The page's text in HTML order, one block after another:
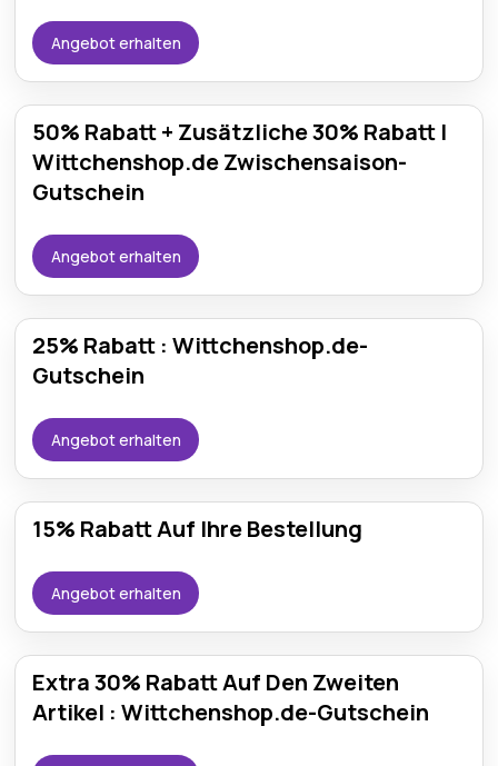
Angebot erhalten
50% Rabatt + Zusätzliche 30% Rabatt |
Wittchenshop.de Zwischensaison-
Gutschein
Angebot erhalten
25% Rabatt : Wittchenshop.de-
Gutschein
Angebot erhalten
15% Rabatt Auf Ihre Bestellung
Angebot erhalten
Extra 30% Rabatt Auf Den Zweiten
Artikel : Wittchenshop.de-Gutschein